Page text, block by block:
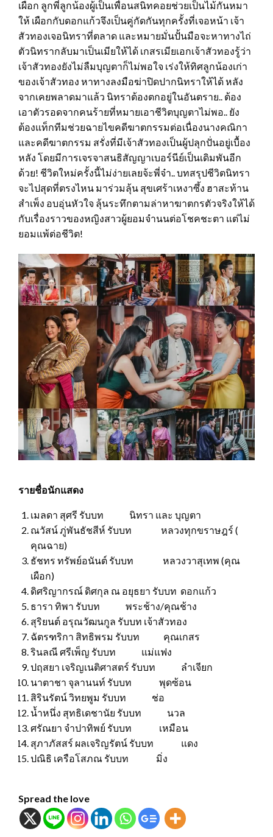
เผือก ลูกพี่ลูกน้องผู้เป็นเพื่อนสนิทคอยช่วยเป็นไม้กันหมา
ให้ เผือกกับดอกแก้วจึงเป็นคู่กัดกันทุกครั้งที่เจอหน้า เจ้า
สัวทองเจอนิทราที่ตลาด และหมายมั่นปั้นมือจะหาทางไถ่
ตัวนิทรากลับมาเป็นเมียให้ได้ เกสรเมียเอกเจ้าสัวทองรู้ว่า
เจ้าสัวทองยังไม่ลืมบุญตาก็ไม่พอใจ เร่งให้ทิศลูกน้องเก่า
ของเจ้าสัวทอง หาทางลงมือฆ่าปิดปากนิทราให้ได้ หลัง
จากเคยพลาดมาแล้ว นิทราต้องตกอยู่ในอันตราย.. ต้อง
เอาตัวรอดจากคนร้ายที่หมายเอาชีวิตบุญตาไม่พอ.. ยัง
ต้องแท็กทีมช่วยฉายไขคดีฆาตกรรมต่อเนื่องนางคณิกา
และคดีฆาตกรรม สรั่งที่มีเจ้าสัวทองเป็นผู้ปลุกปั่นอยู่เบื้อง
หลัง โดยมีการเจรจาสนธิสัญญาเบอร์นีย์เป็นเดิมพันอีก
ด้วย! ชีวิตใหม่ครั้งนี้ไม่ง่ายเลยจ้ะพี่จ๋า.. บทสรุปชีวิตนิทรา
จะไปสุดที่ตรงไหน มาร่วมลุ้น สุขเศร้าเหงาซึ้ง ฮาสะท้าน
สำเพ็ง อบอุ่นหัวใจ ลุ้นระทึกตามล่าหาฆาตกรตัวจริงให้ได้
กับเรื่องราวของหญิงสาวผู้ยอมจำนนต่อโชคชะตา แต่ไม่
ยอมแพ้ต่อชีวิต!
รายชื่อนักแสดง
เมลดา สุศรี รับบท นิทรา และ บุญตา
ณวัสน์ ภู่พันธัชสีห์ รับบท หลวงทุกขราษฎร์ (
คุณฉาย)
ธัชทร ทรัพย์อนันต์ รับบท หลวงวาสุเทพ (คุณ
เผือก)
ดิศริญากรณ์ ดิศกุล ณ อยุธยา รับบท ดอกแก้ว
ธารา ทิพา รับบท พระช้าง/คุณช้าง
สุริยนต์ อรุณวัฒนกูล รับบท เจ้าสัวทอง
ฉัตรฑริกา สิทธิพรม รับบท คุณเกสร
รินลณี ศรีเพ็ญ รับบท แม่แฟง
ปฤสยา เจริญเนติศาสตร์ รับบท ลำเจียก
นาตาชา จุลานนท์ รับบท พุดซ้อน
สิรินรัตน์ วิทยพูม รับบท ช่อ
น้ำหนึ่ง สุทธิเดชานัย รับบท นวล
ศรัณยา จำปาทิพย์ รับบท เหมือน
สุภาภัสสร์ ผลเจริญรัตน์ รับบท แดง
ปณิธิ เครือโสภณ รับบท มิ่ง
Spread the love